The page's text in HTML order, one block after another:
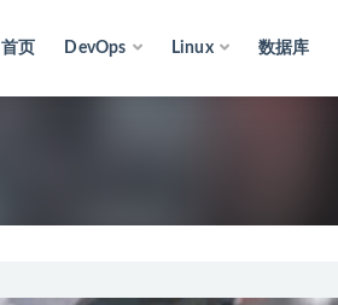
首页 DevOps Linux 数据库